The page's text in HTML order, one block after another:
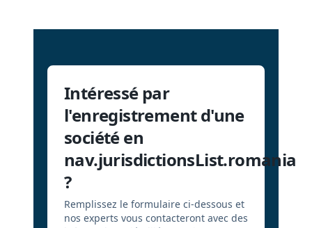
Intéressé par
l'enregistrement d'une
société en
nav.jurisdictionsList.romania
?
Remplissez le formulaire ci-dessous et
nos experts vous contacteront avec des